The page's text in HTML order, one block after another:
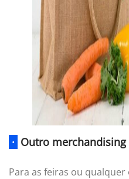
· Outro
Para as feiras ou